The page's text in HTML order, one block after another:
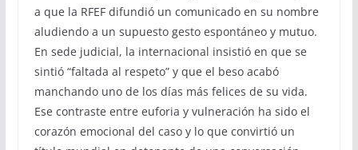
a que la RFEF difundió un comunicado en su nombre
aludiendo a un supuesto gesto espontáneo y mutuo.
En sede judicial, la internacional insistió en que se
sintió “faltada al respeto” y que el beso acabó
manchando uno de los días más felices de su vida.
Ese contraste entre euforia y vulneración ha sido el
corazón emocional del caso y lo que convirtió un